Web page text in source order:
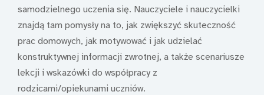
samodzielnego uczenia się. Nauczyciele i nauczycielki
znajdą tam pomysły na to, jak zwiększyć skuteczność
prac domowych, jak motywować i jak udzielać
konstruktywnej informacji zwrotnej, a także scenariusze
lekcji i wskazówki do współpracy z
rodzicami/opiekunami uczniów.